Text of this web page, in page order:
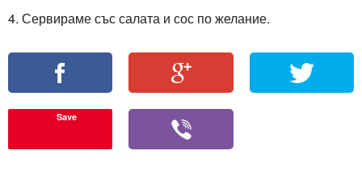
4. Сервираме със салата и сос по желание.
Save